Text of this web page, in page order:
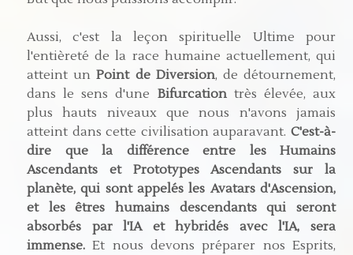
Aussi, c'est la leçon spirituelle Ultime pour
l'entièreté de la race humaine actuellement, qui
atteint unPoint de Diversion, de détournement,
dans le sens d'une Bifurcationtrès élevée, aux
plus hauts niveaux que nous n'avons jamais
atteint dans cette civilisation auparavant. C'est-à-
dire que la différence entre les Humains
Ascendants et Prototypes Ascendants sur la
planète, qui sont appelés les Avatars d'Ascension,
et les êtres humains descendants qui seront
absorbés par l'IA et hybridés avec l'IA, sera
immense. Et nous devons préparer nos Esprits,